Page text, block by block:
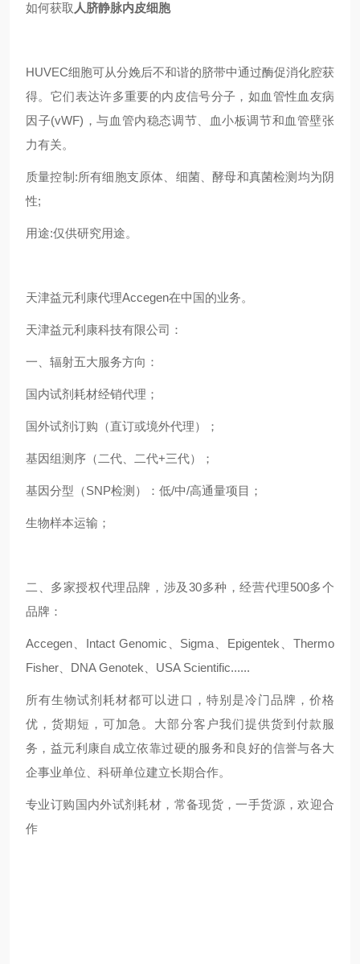
如何获取 人脐静脉内皮细胞
HUVEC细胞可从分娩后不和谐的脐带中通过酶促消化腔获
得。它们表达许多重要的内皮信号分子，如血管性血友病
因子(vWF)，与血管内稳态调节、血小板调节和血管壁张
力有关。
质量控制:所有细胞支原体、细菌、酵母和真菌检测均为阴
性;
用途:仅供研究用途。
天津益元利康代理Accegen在中国的业务。
天津益元利康科技有限公司：
一、辐射五大服务方向：
国内试剂耗材经销代理；
国外试剂订购（直订或境外代理）；
基因组测序（二代、二代+三代）；
基因分型（SNP检测）：低/中/高通量项目；
生物样本运输；
二、多家授权代理品牌，涉及30多种，经营代理500多个
品牌：
Accegen、Intact Genomic、Sigma、Epigentek、Thermo
Fisher、DNA Genotek、USA Scientific......
所有生物试剂耗材都可以进口，特别是冷门品牌，价格
优，货期短，可加急。大部分客户我们提供货到付款服
务，益元利康自成立依靠过硬的服务和良好的信誉与各大
企事业单位、科研单位建立长期合作。
专业订购国内外试剂耗材，常备现货，一手货源，欢迎合
作